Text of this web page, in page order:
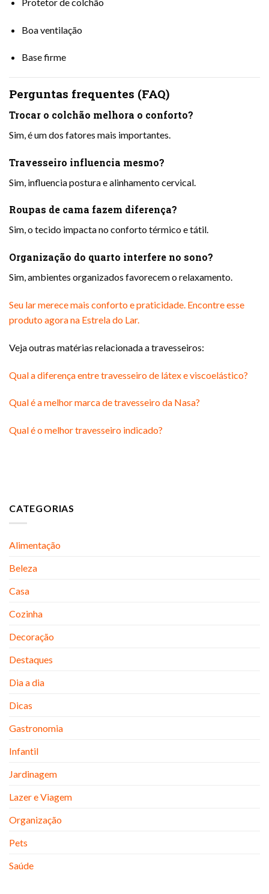
Boa ventilação
Base firme
Perguntas frequentes (FAQ)
Trocar o colchão melhora o conforto?
Sim, é um dos fatores mais importantes.
Travesseiro influencia mesmo?
Sim, influencia postura e alinhamento cervical.
Roupas de cama fazem diferença?
Sim, o tecido impacta no conforto térmico e tátil.
Organização do quarto interfere no sono?
Sim, ambientes organizados favorecem o relaxamento.
Seu lar merece mais conforto e praticidade. Encontre esse
produto agora na Estrela do Lar.
Veja outras matérias relacionada a travesseiros:
Qual a diferença entre travesseiro de látex e viscoelástico?
Qual é a melhor marca de travesseiro da Nasa?
Qual é o melhor travesseiro indicado?
CATEGORIAS
Alimentação
Beleza
Casa
Cozinha
Decoração
Destaques
Dia a dia
Dicas
Gastronomia
Infantil
Jardinagem
Lazer e Viagem
Organização
Pets
Saúde